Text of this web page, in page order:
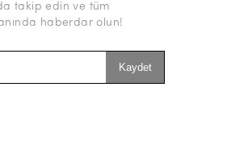
takip edin ve tüm
haberdar olun!
Kaydet